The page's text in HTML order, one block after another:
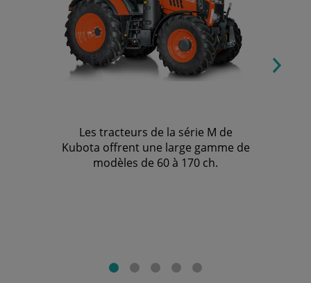
Les tracteurs de la série M de
Kubota offrent une large gamme de
modèles de 60 à 170 ch.